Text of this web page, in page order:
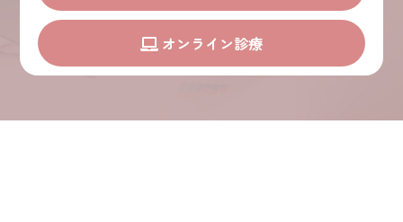
オンライン診療